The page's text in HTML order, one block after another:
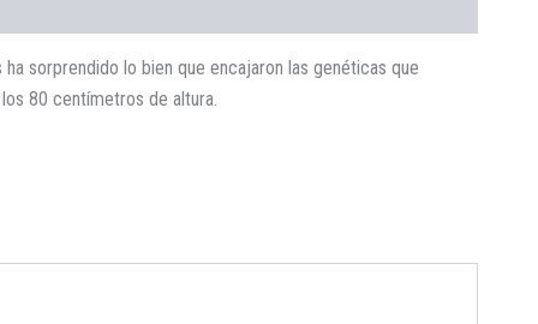
sorprendido lo bien que encajaron las genéticas que
80 centímetros de altura.